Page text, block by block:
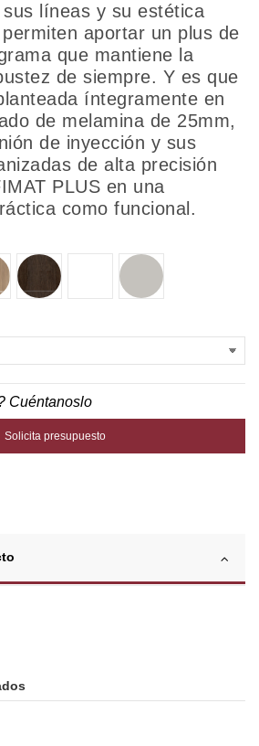
líneas y su estética
aportar un plus de
que mantiene la
de siempre. Y es que
íntegramente en
de melamina de 25mm,
de inyección y sus
de alta precisión
PLUS en una
como funcional.
FRESNO BLANCO GRIS COCO
Cuéntanoslo
Solicita presupuesto